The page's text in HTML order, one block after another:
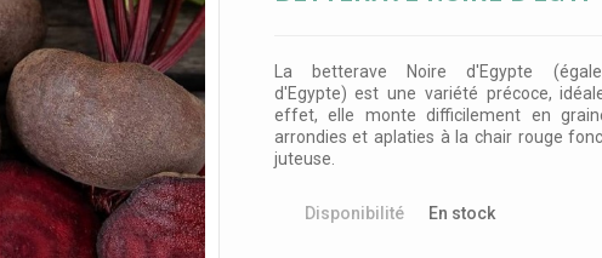
La betterave Noire d'Egypte
d'Egypte) est une variété précoce,
effet, elle monte difficilement en
arrondies et aplaties à la chair rouge
juteuse.
Disponibilité En stock